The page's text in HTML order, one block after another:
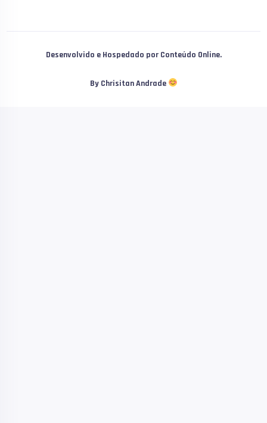
Desenvolvido e Hospedado por Conteúdo Online.
By Chrisitan Andrade